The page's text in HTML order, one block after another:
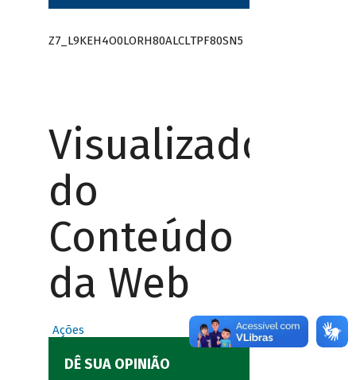
Z7_L9KEH4O0LORH80ALCLTPF80SN5
Visualizador
do
Conteúdo
da Web
Ações
DÊ SUA OPINIÃO